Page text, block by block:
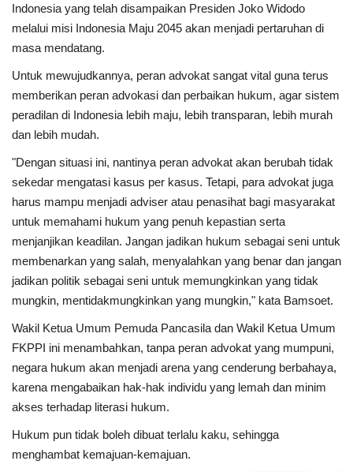
Indonesia yang telah disampaikan Presiden Joko Widodo
melalui misi Indonesia Maju 2045 akan menjadi pertaruhan di
masa mendatang.
Untuk mewujudkannya, peran advokat sangat vital guna terus
memberikan peran advokasi dan perbaikan hukum, agar sistem
peradilan di Indonesia lebih maju, lebih transparan, lebih murah
dan lebih mudah.
"Dengan situasi ini, nantinya peran advokat akan berubah tidak
sekedar mengatasi kasus per kasus. Tetapi, para advokat juga
harus mampu menjadi adviser atau penasihat bagi masyarakat
untuk memahami hukum yang penuh kepastian serta
menjanjikan keadilan. Jangan jadikan hukum sebagai seni untuk
membenarkan yang salah, menyalahkan yang benar dan jangan
jadikan politik sebagai seni untuk memungkinkan yang tidak
mungkin, mentidakmungkinkan yang mungkin," kata Bamsoet.
Wakil Ketua Umum Pemuda Pancasila dan Wakil Ketua Umum
FKPPI ini menambahkan, tanpa peran advokat yang mumpuni,
negara hukum akan menjadi arena yang cenderung berbahaya,
karena mengabaikan hak-hak individu yang lemah dan minim
akses terhadap literasi hukum.
Hukum pun tidak boleh dibuat terlalu kaku, sehingga
menghambat kemajuan-kemajuan.